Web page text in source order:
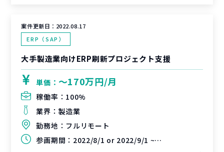
案件更新日： 2022.08.17
ERP（SAP）
大手製造業向けERP刷新プロジェクト支援
単価： 〜170万円/月
稼働率： 100%
業界： 製造業
勤務地： フルリモート
参画期間： 2022/8/1 or 2022/9/1 ~ 未定